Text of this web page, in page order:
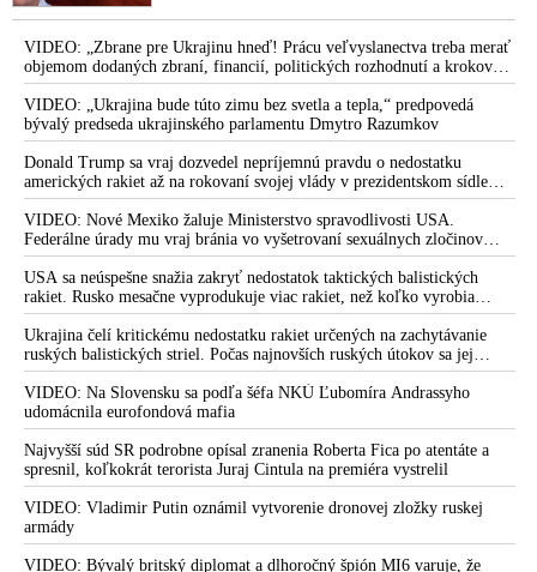
VIDEO: „Zbrane pre Ukrajinu hneď! Prácu veľvyslanectva treba merať
objemom dodaných zbraní, financií, politických rozhodnutí a krokov
tlaku na nepriateľa,“ povedal Volodymyr Zelenskyj zhromaždeným
ukrajinským diplomatom v Kyjeve. Donald Trump mu potom odkázal,
že USA Ukrajine nedodajú protiraketové systémy Patriot
VIDEO: „Ukrajina bude túto zimu bez svetla a tepla,“ predpovedá
bývalý predseda ukrajinského parlamentu Dmytro Razumkov
Donald Trump sa vraj dozvedel nepríjemnú pravdu o nedostatku
amerických rakiet až na rokovaní svojej vlády v prezidentskom sídle
Camp David v Marylande, a preto musel odložiť plánované útoky na
Irán. Prezident USA sa pre to údajne pohádal so šéfom Pentagónu, lebo
bol presvedčený o opaku
VIDEO: Nové Mexiko žaluje Ministerstvo spravodlivosti USA.
Federálne úrady mu vraj bránia vo vyšetrovaní sexuálnych zločinov
organizátora pedofilnej siete Jeffreyho Epsteina. Ten mal nariadiť, aby
dve dievčatá zo zahraničia, ktoré boli uškrtené počas drsného
fetišistického sexu, pochovali v blízkosti jeho ranča v tomto americkom
štáte
USA sa neúspešne snažia zakryť nedostatok taktických balistických
rakiet. Rusko mesačne vyprodukuje viac rakiet, než koľko vyrobia
všetci producenti systémov Patriot dohromady
Ukrajina čelí kritickému nedostatku rakiet určených na zachytávanie
ruských balistických striel. Počas najnovších ruských útokov sa jej
nepodarilo zostreliť ani jednu. Volodymyr Zelenskyj sa v zúfalstve snaží
prostredníctvom NATO zabezpečiť ich dodávky
VIDEO: Na Slovensku sa podľa šéfa NKÚ Ľubomíra Andrassyho
udomácnila eurofondová mafia
Najvyšší súd SR podrobne opísal zranenia Roberta Fica po atentáte a
spresnil, koľkokrát terorista Juraj Cintula na premiéra vystrelil
VIDEO: Vladimir Putin oznámil vytvorenie dronovej zložky ruskej
armády
VIDEO: Bývalý britský diplomat a dlhoročný špión MI6 varuje, že